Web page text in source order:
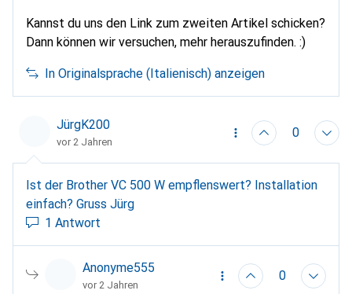
Kannst du uns den Link zum zweiten Artikel schicken?
Dann können wir versuchen, mehr herauszufinden. :)
In Originalsprache (Italienisch) anzeigen
JürgK200
vor 2 Jahren
0
Ist der Brother VC 500 W empflenswert? Installation
einfach? Gruss Jürg
1 Antwort
Anonyme555
vor 2 Jahren
0